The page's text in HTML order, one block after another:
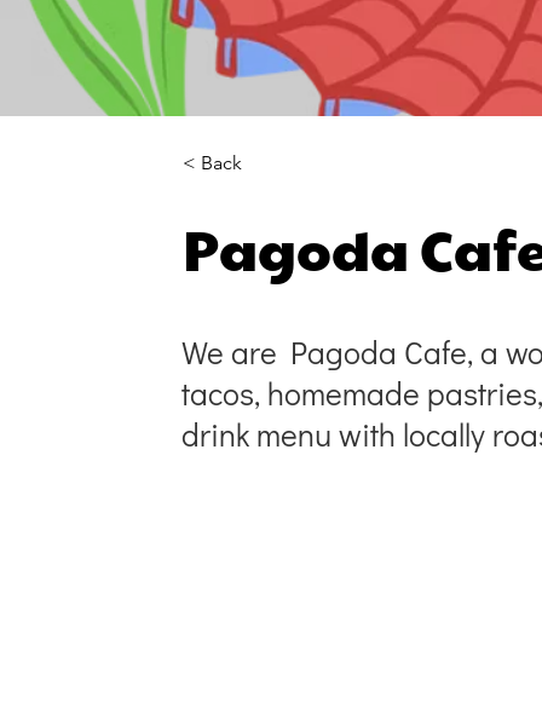
< Back
Pagoda
We are Pagoda Cafe, a
tacos, homemade
drink menu with locally